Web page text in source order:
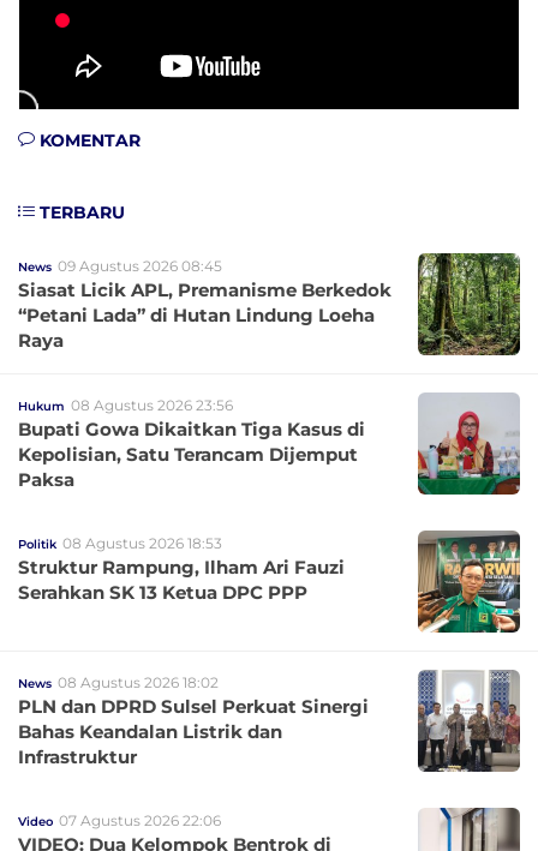
KOMENTAR
TERBARU
News 09 Agustus 2026 08:45
Siasat Licik APL, Premanisme Berkedok
“Petani Lada” di Hutan Lindung Loeha
Raya
Hukum 08 Agustus 2026 23:56
Bupati Gowa Dikaitkan Tiga Kasus di
Kepolisian, Satu Terancam Dijemput
Paksa
Politik 08 Agustus 2026 18:53
Struktur Rampung, Ilham Ari Fauzi
Serahkan SK 13 Ketua DPC PPP
News 08 Agustus 2026 18:02
PLN dan DPRD Sulsel Perkuat Sinergi
Bahas Keandalan Listrik dan
Infrastruktur
Video 07 Agustus 2026 22:06
VIDEO: Dua Kelompok Bentrok di